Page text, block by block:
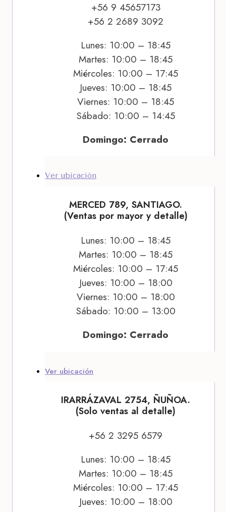
+56 9 45657173
+56 2 2689 3092
Lunes: 10:00 – 18:45
Martes: 10:00 – 18:45
Miércoles: 10:00 – 17:45
Jueves: 10:00 – 18:45
Viernes: 10:00 – 18:45
Sábado: 10:00 – 14:45
Domingo: Cerrado
Ver ubicación
MERCED 789, SANTIAGO.
(Ventas por mayor y detalle)
Lunes: 10:00 – 18:45
Martes: 10:00 – 18:45
Miércoles: 10:00 – 17:45
Jueves: 10:00 – 18:00
Viernes: 10:00 – 18:00
Sábado: 10:00 – 13:00
Domingo: Cerrado
Ver ubicación
IRARRÁZAVAL 2754, ÑUÑOA.
(Solo ventas al detalle)
+56 2 3295 6579
Lunes: 10:00 – 18:45
Martes: 10:00 – 18:45
Miércoles: 10:00 – 17:45
Jueves: 10:00 – 18:00